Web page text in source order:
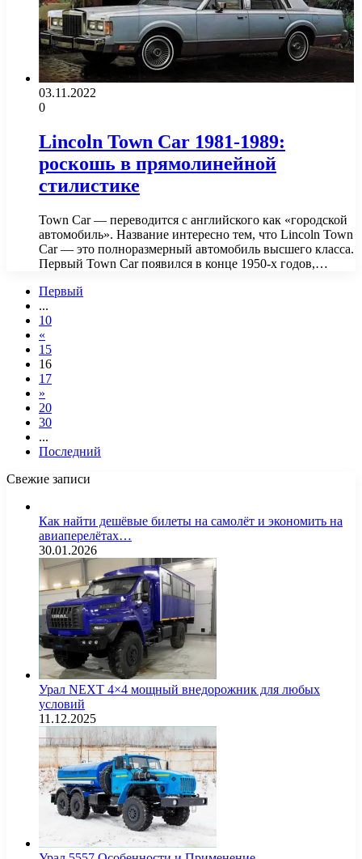
03.11.2022
0
Lincoln Town Car 1981-1989:
роскошь в прямолинейной
стилистике
Town Car — переводится с английского как «городской
автомобиль». Название интересно тем, что Lincoln Town
Car — это полноразмерный автомобиль высшего класса.
Первый Town Car появился в конце 1950-х годов,…
Первый
...
10
«
15
16
17
»
20
30
...
Последний
Свежие записи
Как найти дешёвые билеты на самолёт и экономить на
авиаперелётах…
30.01.2026
Урал NEXT 4×4 мощный внедорожник для любых
условий
11.12.2025